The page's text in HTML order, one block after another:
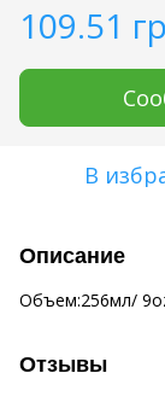
109.51
В
Описание
Объем:256мл/
Отзывы